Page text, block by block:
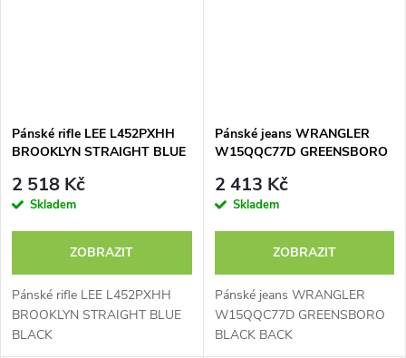
Pánské rifle LEE L452PXHH
BROOKLYN STRAIGHT BLUE
2 518 Kč
Skladem
ZOBRAZIT
Pánské rifle LEE L452PXHH
BROOKLYN STRAIGHT BLUE
BLACK
Pánské jeans WRANGLER
W15QQC77D GREENSBORO
2 413 Kč
Skladem
ZOBRAZIT
Pánské jeans WRANGLER
W15QQC77D GREENSBORO
BLACK BACK